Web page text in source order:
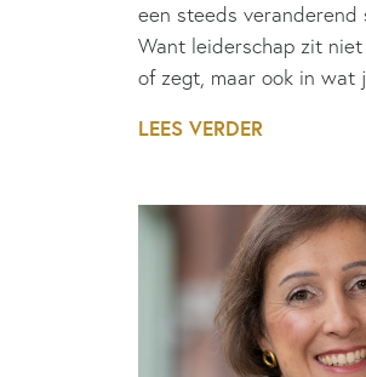
een steeds veranderend
Want leiderschap zit
of zegt, maar ook in wat
LEES VERDER